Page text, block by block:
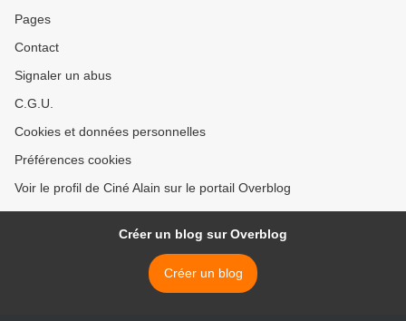
Pages
Contact
Signaler un abus
C.G.U.
Cookies et données personnelles
Préférences cookies
Voir le profil de Ciné Alain sur le portail Overblog
Créer un blog sur Overblog
Créer un blog